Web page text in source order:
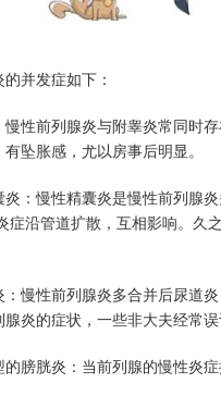
并发症如下：
前列腺炎与附睾炎常同时存
坠胀感，尤以房事后明显。
慢性精囊炎是慢性前列腺炎
症沿管道扩散，互相影响。久
性前列腺炎多合并后尿道炎
炎的症状，一些非大夫经常误
胱炎：当前列腺的慢性炎症